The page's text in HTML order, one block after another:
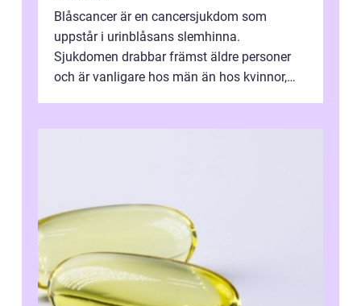
Blåscancer är en cancersjukdom som
uppstår i urinblåsans slemhinna.
Sjukdomen drabbar främst äldre personer
och är vanligare hos män än hos kvinnor,